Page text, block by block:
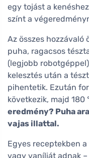
egy tojást a
színt a
Az összes hozzávaló
puha, ragacsos
(legjobb
kelesztés után a
pihentetik. Ezután
következik, majd 180
eredmény? Puha
vajas illattal.
Egyes receptekben
vagy vaníliát adnak